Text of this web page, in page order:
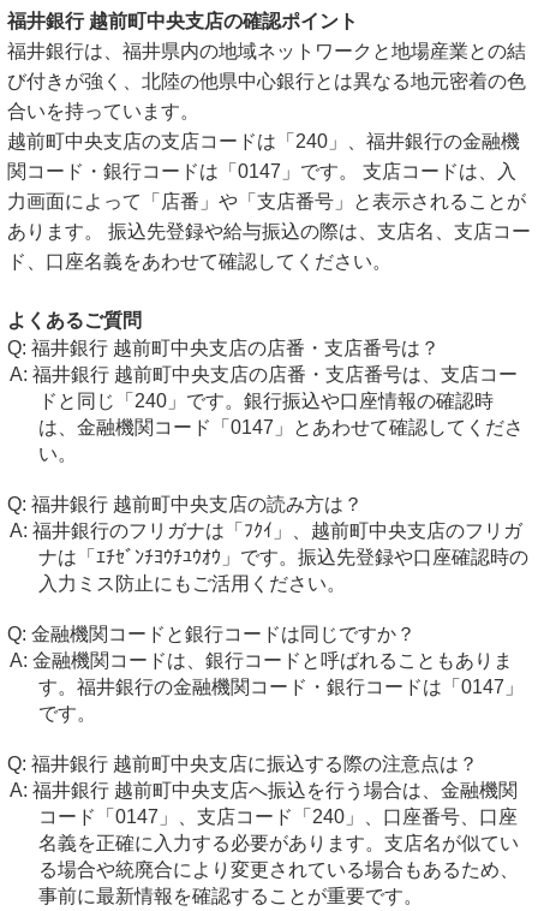
福井銀行 越前町中央支店の確認ポイント
福井銀行は、福井県内の地域ネットワークと地場産業との結
び付きが強く、北陸の他県中心銀行とは異なる地元密着の色
合いを持っています。
越前町中央支店の支店コードは「240」、福井銀行の金融機
関コード・銀行コードは「0147」です。 支店コードは、入
力画面によって「店番」や「支店番号」と表示されることが
あります。 振込先登録や給与振込の際は、支店名、支店コー
ド、口座名義をあわせて確認してください。
よくあるご質問
福井銀行 越前町中央支店の店番・支店番号は？
福井銀行 越前町中央支店の店番・支店番号は、支店コー
ドと同じ「240」です。銀行振込や口座情報の確認時
は、金融機関コード「0147」とあわせて確認してくださ
い。
福井銀行 越前町中央支店の読み方は？
福井銀行のフリガナは「ﾌｸｲ」、越前町中央支店のフリガ
ナは「ｴﾁｾﾞﾝﾁﾖｳﾁﾕｳｵｳ」です。振込先登録や口座確認時の
入力ミス防止にもご活用ください。
金融機関コードと銀行コードは同じですか？
金融機関コードは、銀行コードと呼ばれることもありま
す。福井銀行の金融機関コード・銀行コードは「0147」
です。
福井銀行 越前町中央支店に振込する際の注意点は？
福井銀行 越前町中央支店へ振込を行う場合は、金融機関
コード「0147」、支店コード「240」、口座番号、口座
名義を正確に入力する必要があります。支店名が似てい
る場合や統廃合により変更されている場合もあるため、
事前に最新情報を確認することが重要です。